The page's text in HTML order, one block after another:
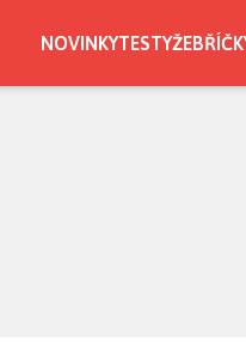
NOVINKYTESTY